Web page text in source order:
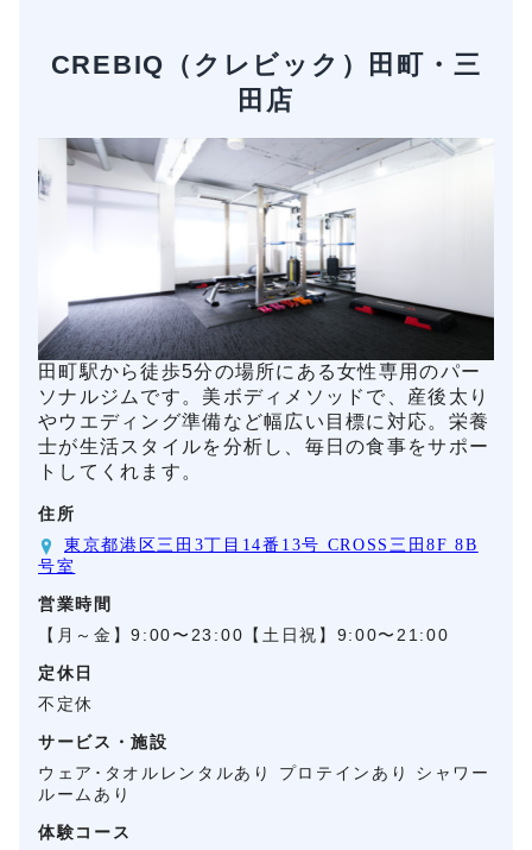
CREBIQ（クレビック）田町・三
田店
田町駅から徒歩5分の場所にある女性専用のパー
ソナルジムです。美ボディメソッドで、産後太り
やウエディング準備など幅広い目標に対応。栄養
士が生活スタイルを分析し、毎日の食事をサポー
トしてくれます。
住所
東京都港区三田3丁目14番13号 CROSS三田8F 8B
号室
営業時間
【月～金】9:00〜23:00【土日祝】9:00〜21:00
定休日
不定休
サービス・施設
ウェア･タオルレンタルあり プロテインあり シャワー
ルームあり
体験コース